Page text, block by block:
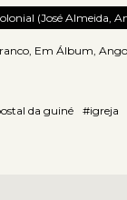
(José Almeida,
Em Álbum
da guiné #igreja